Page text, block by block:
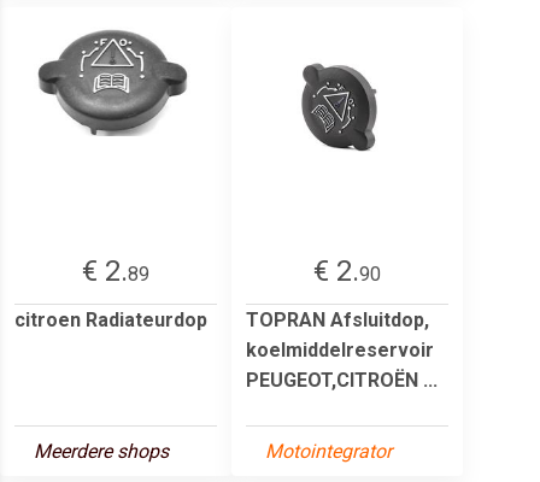
€ 2.89
citroen Radiateurdop
Meerdere shops
€ 2.90
TOPRAN Afsluitdop,
koelmiddelreservoir
PEUGEOT,CITROËN ...
Motointegrator